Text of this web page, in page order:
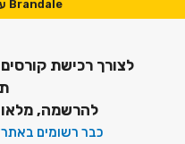
Brandale עיצוב ובניית אתרים
לצורך רכישת
להרשמה,
כבר רשומים